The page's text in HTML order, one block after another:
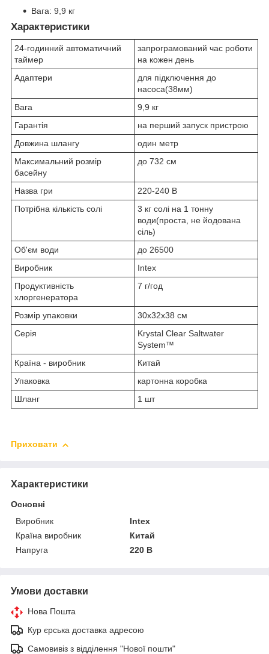
Вага: 9,9 кг
Характеристики
24-годинний автоматичний
таймер
запрограмований час роботи
на кожен день
Адаптери
для підключення до
насоса(38мм)
Вага
9,9 кг
Гарантія
на перший запуск пристрою
Довжина шлангу
один метр
Максимальний розмір
басейну
до 732 см
Назва гри
220-240 В
Потрібна кількість солі
3 кг солі на 1 тонну
води(проста, не йодована
сіль)
Об'єм води
до 26500
Виробник
Intex
Продуктивність
хлоргенератора
7 г/год
Розмір упаковки
30x32x38 см
Серія
Krystal Clear Saltwater
System™
Країна - виробник
Китай
Упаковка
картонна коробка
Шланг
1 шт
Приховати
Характеристики
Основні
Виробник
Intex
Країна виробник
Китай
Напруга
220 В
Умови доставки
Нова Пошта
Кур єрська доставка адресою
Самовивіз з відділення "Нової пошти"